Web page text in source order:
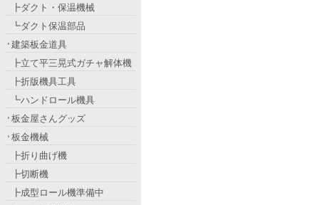
┣ダクト・保温機械
┗ダクト保温部品
建築板金道具
┣立て平三晃式ガチャ解体機
┣折版機具工具
┗ハンドロール機具
板金屋さんグッズ
板金機械
┣折り曲げ機
┣切断機
┣成型ロール機準備中